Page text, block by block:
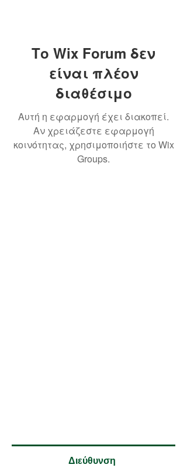
Το Wix Forum δεν
είναι πλέον
διαθέσιμο
Αυτή η εφαρμογή έχει διακοπεί.
Αν χρειάζεστε εφαρμογή
κοινότητας, χρησιμοποιήστε το Wix
Groups.
Διεύθυνση